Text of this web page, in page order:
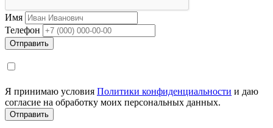
Имя
Телефон
Я принимаю условия Политики конфиденциальности и даю
согласие на обработку моих персональных данных.